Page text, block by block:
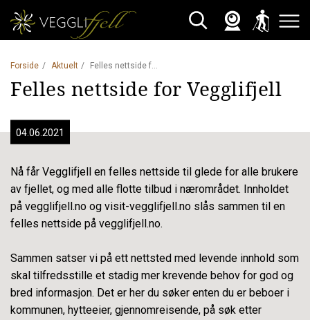
Søk WebkameraSkisporet
Åpne
Forside Aktuelt Felles nettside for Vegglifjell
Felles nettside for Vegglifjell
04.06.2021
Nå får Vegglifjell en felles nettside til glede for alle brukere
av fjellet, og med alle flotte tilbud i nærområdet. Innholdet
på vegglifjell.no og visit-vegglifjell.no slås sammen til en
felles nettside på vegglifjell.no.
Sammen satser vi på ett nettsted med levende innhold som
skal tilfredsstille et stadig mer krevende behov for god og
bred informasjon. Det er her du søker enten du er beboer i
kommunen, hytteeier, gjennomreisende, på søk etter